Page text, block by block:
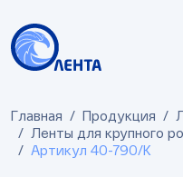
Главная Продукция
Ленты для крупного
Артикул 40-790/К